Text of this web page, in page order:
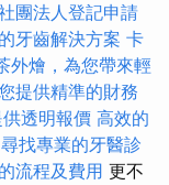
團法人登記申請
牙齒解決方案 卡
外燴，為您帶來輕
提供精準的財務
透明報價 高效的
尋找專業的牙醫診
流程及費用 更不